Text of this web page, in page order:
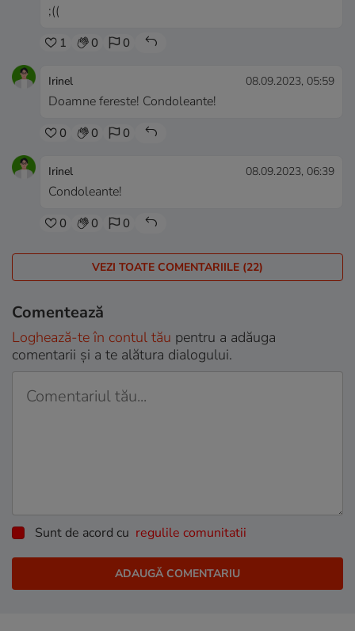
;((
1 0 0
Irinel 08.09.2023, 05:59
Doamne fereste! Condoleante!
0 0 0
Irinel 08.09.2023, 06:39
Condoleante!
0 0 0
VEZI TOATE COMENTARIILE (22)
Comentează
Loghează-te în contul tău pentru a adăuga
comentarii și a te alătura dialogului.
Sunt de acord cu regulile comunitatii